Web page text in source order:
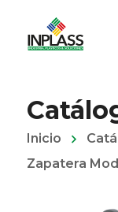
Inicio
Zapatera